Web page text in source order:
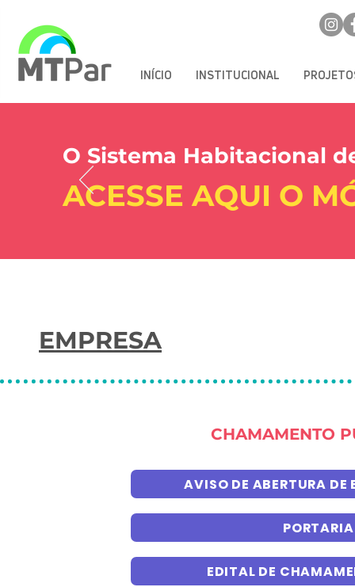
INÍCIO INSTITUCIONAL
O Sistema Habitacional
ACESSE AQUI O
EMPRESA
CHAMAMENTO
AVISO DE ABERTURA
EDITAL DE